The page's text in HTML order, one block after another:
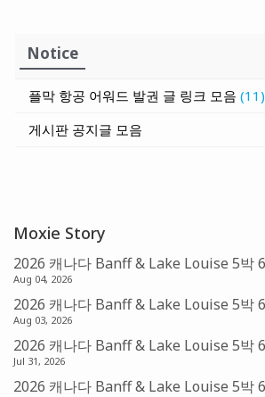
Notice
플막 항공 어워드 발권 글 링크 모음 (11)
게시판 공지글 모음
Moxie Story
Aug 04, 2026
Aug 03, 2026
Jul 31, 2026